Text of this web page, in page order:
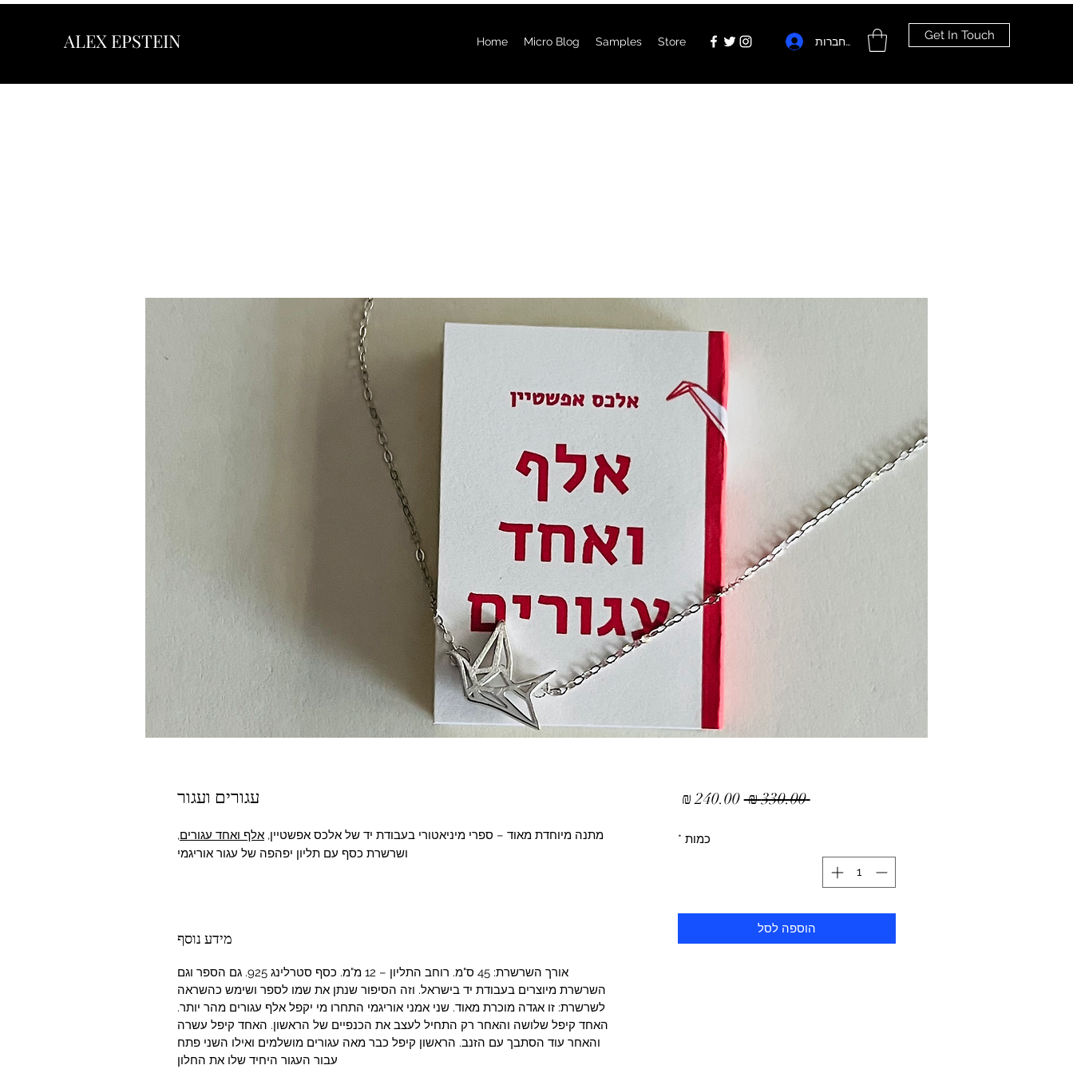
ALEX EPSTEIN Home Micro Blog Samples Store להתחברות Get In Touch
עגורים ועגור
מתנה מיוחדת מאוד – ספרי מיניאטורי בעבודת יד של אלכס אפשטיין, אלף ואחד עגורים,
ושרשרת כסף עם תליון יפהפה של עגור אוריגמי
מידע נוסף
אורך השרשרת: 45 ס"מ. רוחב התליון – 12 מ"מ. כסף סטרלינג 925. גם הספר וגם
השרשרת מיוצרים בעבודת יד בישראל. וזה הסיפור שנתן את שמו לספר ושימש כהשראה
לשרשרת: זו אגדה מוכרת מאוד. שני אמני אוריגמי התחרו מי יקפל אלף עגורים מהר יותר.
האחד קיפל שלושה והאחר רק התחיל לעצב את הכנפיים של הראשון. האחד קיפל עשרה
והאחר עוד הסתבך עם הזנב. הראשון קיפל כבר מאה עגורים מושלמים ואילו השני פתח
עבור העגור היחיד שלו את החלון
‏330.00 ‏₪
מחיר
‏240.00 ‏₪
כמות *
הוספה לסל